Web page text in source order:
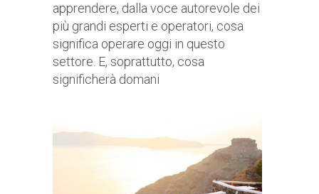
apprendere, dalla voce autorevole dei
più grandi esperti e operatori, cosa
significa operare oggi in questo
settore. E, soprattutto, cosa
significherà domani